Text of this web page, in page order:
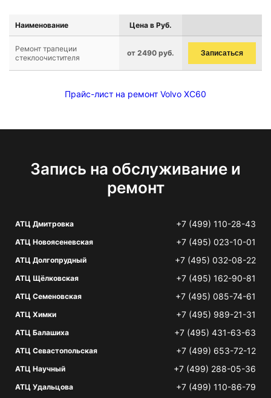
Наименование Цена в Руб.
Ремонт трапеции
стеклоочистителя
от 2490 руб. Записаться
Прайс-лист на ремонт Volvo XC60
Запись на обслуживание и
ремонт
АТЦ Дмитровка +7 (499) 110-28-43
АТЦ Новоясеневская +7 (495) 023-10-01
АТЦ Долгопрудный +7 (495) 032-08-22
АТЦ Щёлковская +7 (495) 162-90-81
АТЦ Семеновская +7 (495) 085-74-61
АТЦ Химки +7 (495) 989-21-31
АТЦ Балашиха +7 (495) 431-63-63
АТЦ Севастопольская +7 (499) 653-72-12
АТЦ Научный +7 (499) 288-05-36
АТЦ Удальцова +7 (499) 110-86-79